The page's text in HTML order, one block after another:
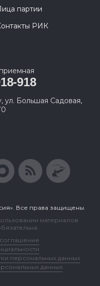
партии
РИК
918
ул. Большая Садовая,
Все права защищены.
материалов
персональных данных
данных